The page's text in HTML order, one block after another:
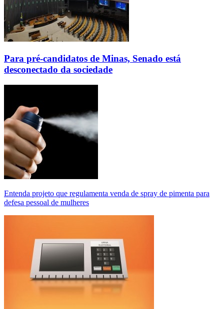
Para pré-candidatos de Minas, Senado está
desconectado da sociedade
Entenda projeto que regulamenta venda de spray de pimenta para
defesa pessoal de mulheres